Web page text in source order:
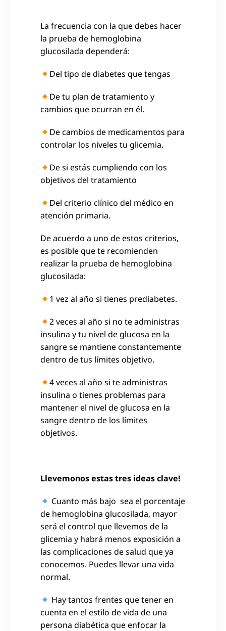
La frecuencia con la que debes hacer
la prueba de hemoglobina
glucosilada dependerá:
Del tipo de diabetes que tengas
De tu plan de tratamiento y
cambios que ocurran en él.
De cambios de medicamentos para
controlar los niveles tu glicemia.
De si estás cumpliendo con los
objetivos del tratamiento
Del criterio clínico del médico en
atención primaria.
De acuerdo a uno de estos criterios,
es posible que te recomienden
realizar la prueba de hemoglobina
glucosilada:
1 vez al año si tienes prediabetes.
2 veces al año si no te administras
insulina y tu nivel de glucosa en la
sangre se mantiene constantemente
dentro de tus límites objetivo.
4 veces al año si te administras
insulina o tienes problemas para
mantener el nivel de glucosa en la
sangre dentro de los límites
objetivos.
Llevemonos estas tres ideas clave!
Cuanto más bajo sea el porcentaje
de hemoglobina glucosilada, mayor
será el control que llevemos de la
glicemia y habrá menos exposición a
las complicaciones de salud que ya
conocemos. Puedes llevar una vida
normal.
Hay tantos frentes que tener en
cuenta en el estilo de vida de una
persona diabética que enfocar la